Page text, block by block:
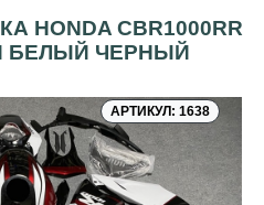
HONDA CBR1000RR
БЕЛЫЙ ЧЕРНЫЙ
АРТИКУЛ: 1638